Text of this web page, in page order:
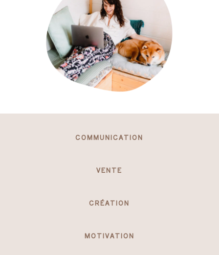
COMMUNICATION
VENTE
CRÉATION
MOTIVATION